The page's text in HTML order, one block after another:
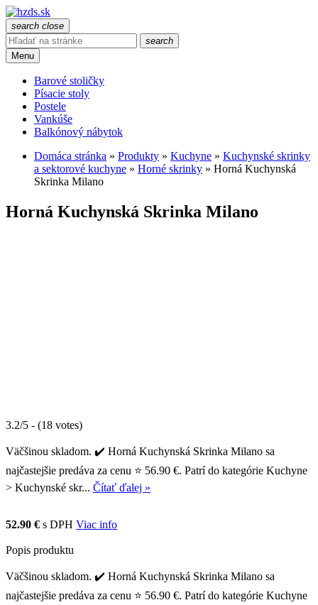
search close
search
Menu
Barové stoličky
Písacie stoly
Postele
Vankúše
Balkónový nábytok
Domáca stránka » Produkty » Kuchyne » Kuchynské skrinky
a sektorové kuchyne » Horné skrinky » Horná Kuchynská
Skrinka Milano
Horná Kuchynská Skrinka Milano
3.2/5 - (18 votes)
Väčšinou skladom. ✔️ Horná Kuchynská Skrinka Milano sa
najčastejšie predáva za cenu ⭐ 56.90 €. Patrí do kategórie Kuchyne
> Kuchynské skr... Čítať ďalej »
52.90 € s DPH Viac info
Popis produktu
Väčšinou skladom. ✔️ Horná Kuchynská Skrinka Milano sa
najčastejšie predáva za cenu ⭐ 56.90 €. Patrí do kategórie Kuchyne